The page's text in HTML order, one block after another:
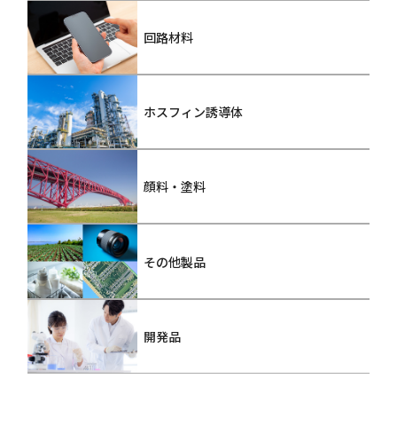
回路材料
ホスフィン誘導体
顔料・塗料
その他製品
開発品